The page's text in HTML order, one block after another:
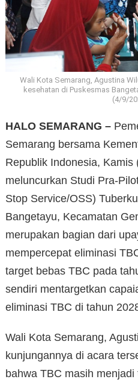
Wali Kota Semarang, Agustina
kesehatan di Puskesmas
(4/9/
HALO SEMARANG –
Semarang bersama
Republik Indonesia, Kamis
meluncurkan Studi Pra-
Stop Service/OSS)
Bangetayu, Kecamatan
merupakan bagian dari
mempercepat eliminasi
target bebas TBC pada
sendiri mentargetkan
eliminasi TBC di tahun
Wali Kota Semarang,
kunjungannya di acara
bahwa TBC masih